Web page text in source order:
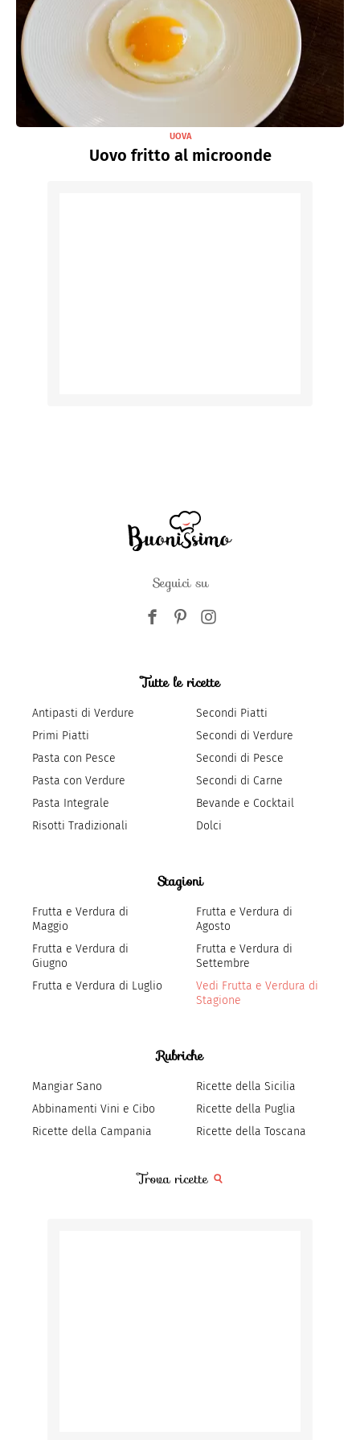
UOVA
Uovo fritto al microonde
Seguici su
Tutte le ricette
Antipasti di Verdure
Primi Piatti
Pasta con Pesce
Pasta con Verdure
Pasta Integrale
Risotti Tradizionali
Secondi Piatti
Secondi di Verdure
Secondi di Pesce
Secondi di Carne
Bevande e Cocktail
Dolci
Stagioni
Frutta e Verdura di
Maggio
Frutta e Verdura di
Giugno
Frutta e Verdura di Luglio
Frutta e Verdura di
Agosto
Frutta e Verdura di
Settembre
Vedi Frutta e Verdura di
Stagione
Rubriche
Mangiar Sano
Abbinamenti Vini e Cibo
Ricette della Campania
Ricette della Sicilia
Ricette della Puglia
Ricette della Toscana
Trova ricette